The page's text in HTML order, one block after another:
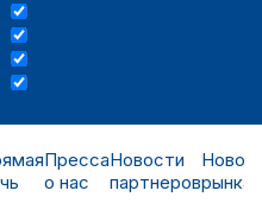
Пресса
о нас
Новости
партнероврынка